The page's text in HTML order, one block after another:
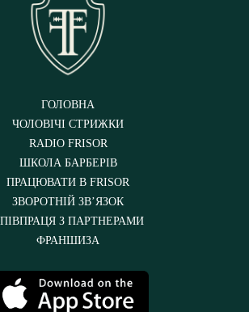
ГОЛОВНА
ЧОЛОВІЧІ СТРИЖКИ
RADIO FRISOR
ШКОЛА БАРБЕРІВ
ПРАЦЮВАТИ В FRISOR
ЗВОРОТНІЙ ЗВ’ЯЗОК
З ПАРТНЕРАМИ
ФРАНШИЗА